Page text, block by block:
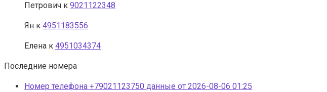
Петрович к 9021122348
Ян к 4951183556
Елена к 4951034374
Последние номера
Номер телефона +79021123750 данные от 2026-08-06 01:25